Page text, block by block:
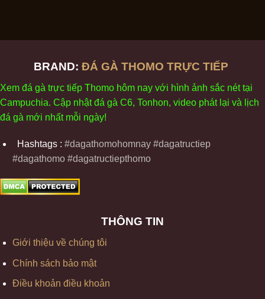
BRAND: ĐÁ GÀ THOMO TRỰC TIẾP
Xem đá gà trực tiếp Thomo hôm nay với hình ảnh sắc néttại
Campuchia. Cập nhậtđá gà C6, Tonhon, video phátl ại và ịch
đá gà mới nhất mỗi ngày!
Hashtags : #dagathomohomnay #dagatructiep
#dagathomo #dagatructiepthomo
THÔNG TIN
Giới thiệu về chúng tôi
Chính sách bảo mật
Điều khoản điều khoản